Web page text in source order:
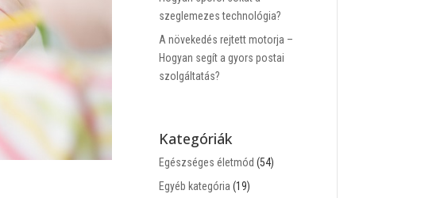
szeglemezes technológia?
A növekedés rejtett motorja –
Hogyan segít a gyors postai
szolgáltatás?
Kategóriák
Egészséges életmód (54)
Egyéb kategória (19)